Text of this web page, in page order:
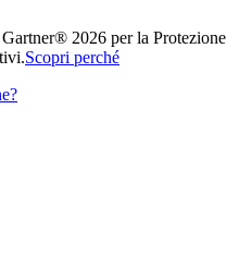
2026 per la Protezione
Scopri perché